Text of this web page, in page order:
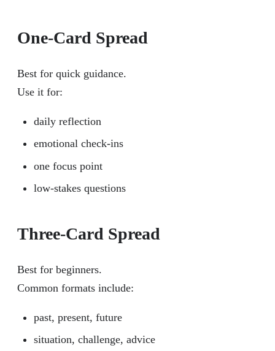
One-Card Spread
Best for quick guidance.
Use it for:
daily reflection
emotional check-ins
one focus point
low-stakes questions
Three-Card Spread
Best for beginners.
Common formats include:
past, present, future
situation, challenge, advice